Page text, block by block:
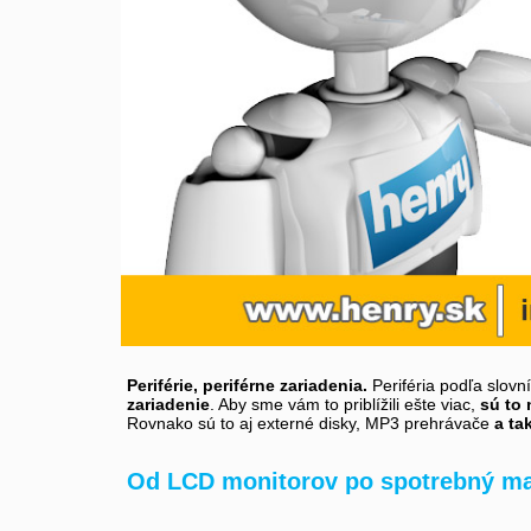
Periférie, periférne zariadenia. Periféria podľa
zariadenie. Aby sme vám to priblížili ešte viac, sú to
Rovnako sú to aj externé disky, MP3 prehrávače a
Od LCD monitorov po spotrebný